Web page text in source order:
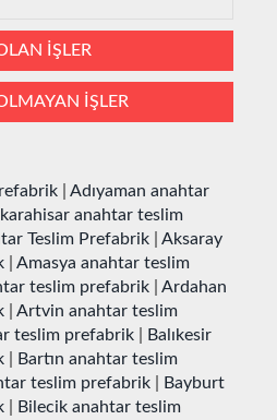
İŞLER
İŞLER
Adıyaman anahtar
anahtar teslim
Teslim Prefabrik
Aksaray
Amasya anahtar teslim
teslim prefabrik
Ardahan
Artvin anahtar teslim
teslim prefabrik
Balıkesir
Bartın anahtar teslim
teslim prefabrik
Bayburt
Bilecik anahtar teslim